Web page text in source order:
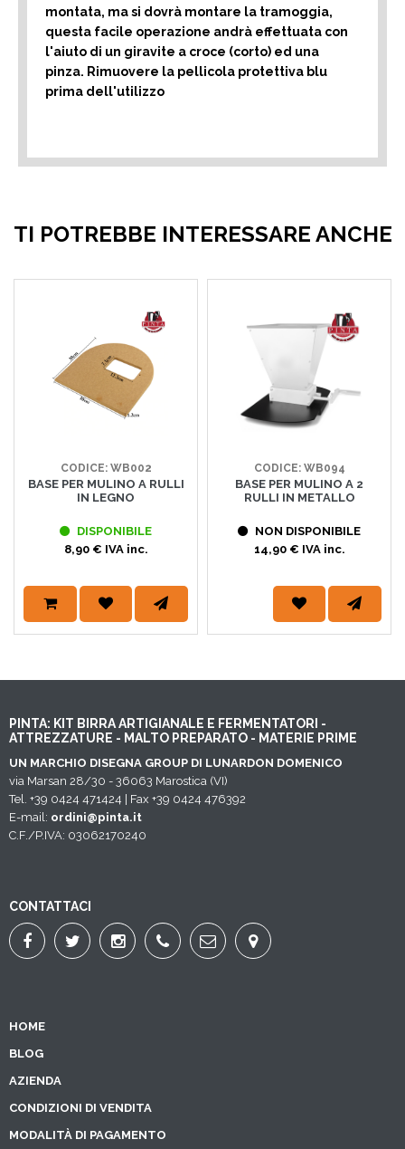
montata, ma si dovrà montare la tramoggia,
questa facile operazione andrà effettuata con
l'aiuto di un giravite a croce (corto) ed una
pinza. Rimuovere la pellicola protettiva blu
prima dell'utilizzo
TI POTREBBE INTERESSARE ANCHE
CODICE: WB002
BASE PER MULINO A RULLI
IN LEGNO
DISPONIBILE
8,90 € IVA inc.
CODICE: WB094
BASE PER MULINO A 2
RULLI IN METALLO
NON DISPONIBILE
14,90 € IVA inc.
PINTA: KIT BIRRA ARTIGIANALE E FERMENTATORI -
ATTREZZATURE - MALTO PREPARATO - MATERIE PRIME
UN MARCHIO DISEGNA GROUP DI LUNARDON DOMENICO
via Marsan 28/30 - 36063 Marostica (VI)
Tel. +39 0424 471424 | Fax +39 0424 476392
E-mail: ordini@pinta.it
C.F./P.IVA: 03062170240
CONTATTACI
HOME
BLOG
AZIENDA
CONDIZIONI DI VENDITA
MODALITÀ DI PAGAMENTO